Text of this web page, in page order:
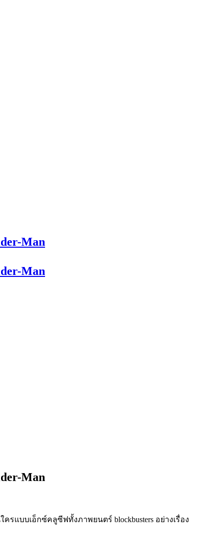
Man
Man
Man
รแบบเอ็กซ์คลูซีฟทั้งภาพยนตร์ blockbusters อย่างเรื่อง